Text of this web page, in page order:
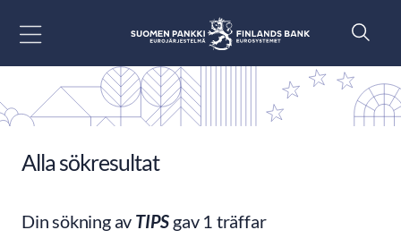
Alla sökresultat
Din sökning av TIPS gav 1 träffar